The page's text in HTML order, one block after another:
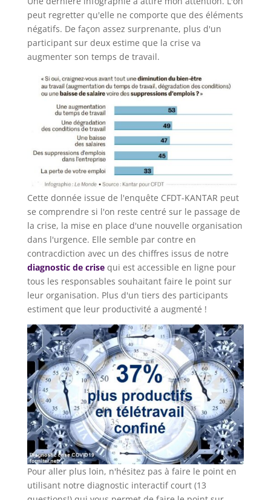
peut regretter qu'elle ne comporte que des éléments
négatifs. De façon assez surprenante, plus d'un
participant sur deux estime que la crise va
augmenter son temps de travail.
Cette donnée issue de l'enquête CFDT-KANTAR peut
se comprendre si l'on reste centré sur le passage de
la crise, la mise en place d'une nouvelle organisation
dans l'urgence. Elle semble par contre en
contracdiction avec un des chiffres issus de notre
diagnostic de crisequi est accessible en ligne pour
tous les responsables souhaitant faire le point sur
leur organisation. Plus d'un tiers des participants
estiment que leur productivité a augmenté !
Pour aller plus loin, n'hésitez pas à faire le point en
utilisant notre diagnostic interactif court (13